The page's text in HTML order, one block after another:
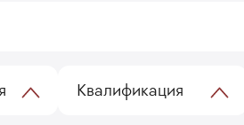
Квалификация